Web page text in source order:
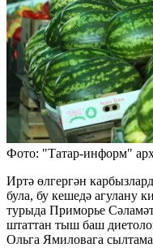
Фото: "Татар-информ"
Иртә өлгергән
була, бу кешедә агулану
турыда Приморье
штаттан тыш баш
Ольга Ямиловага